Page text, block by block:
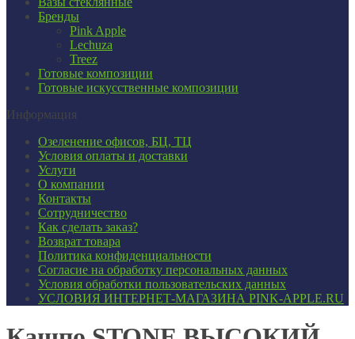
Бренды
Pink Apple
Lechuza
Treez
Готовые композиции
Готовые искусственные композиции
Информация
Озеленение офисов, БЦ, ТЦ
Условия оплаты и доставки
Услуги
О компании
Контакты
Сотрудничество
Как сделать заказ?
Возврат товара
Политика конфиденциальности
Согласие ​на обработку персональных данных
Условия обработки пользовательских данных
УСЛОВИЯ ИНТЕРНЕТ-МАГАЗИНА PINK-APPLE.RU